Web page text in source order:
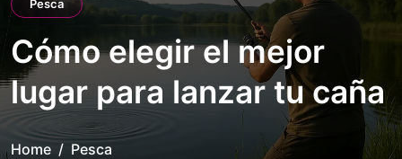
Pesca
Cómo elegir el mejor
lugar para lanzar tu caña
Home
Pesca